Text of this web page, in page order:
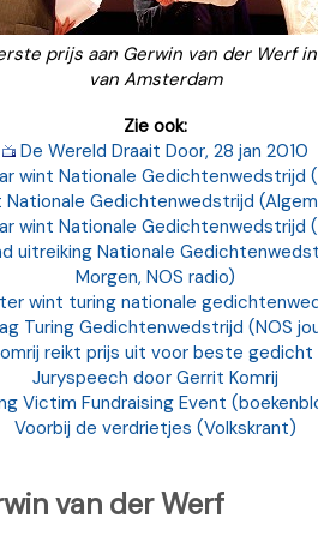
prijs aan Gerwin van der Werf
van Amsterdam
Zie ook:
De Wereld Draait Door, 28 jan 2010
wint Nationale Gedichtenwedstrijd
Nationale Gedichtenwedstrijd
wint Nationale Gedichtenwedstrijd
uitreiking Nationale
Morgen, NOS radio)
wint turing nationale
Turing Gedichtenwedstrijd (NOS
reikt prijs uit voor beste gedicht
Juryspeech door Gerrit Komrij
Victim Fundraising Event
Voorbij de verdrietjes (Volkskrant)
van der Werf